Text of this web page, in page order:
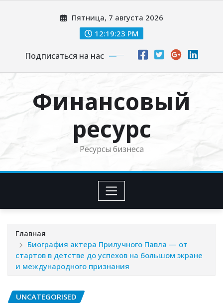
Пятница, 7 августа 2026
12:19:24 PM
Подписаться на нас
Финансовый
ресурс
Ресурсы бизнеса
Главная
Биография актера Прилучного Павла — от
стартов в детстве до успехов на большом экране
и международного признания
UNCATEGORISED